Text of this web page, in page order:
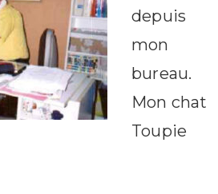
depuis
mon
bureau.
Mon chat
Toupie